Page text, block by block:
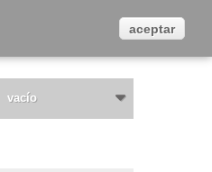
Iniciar sesión
vacío
aceptar